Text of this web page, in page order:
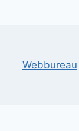
Webbureau